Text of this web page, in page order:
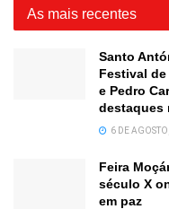
As mais recentes
Santo
Festival
e Pedro
destaques
6 DE
Feira
século X
em paz